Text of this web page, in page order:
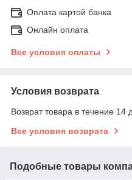
Оплата картой банка
Онлайн оплата
Все условия оплаты
Условия возврата
Возврат товара в течение 14
Все условия возврата
Подобные товары